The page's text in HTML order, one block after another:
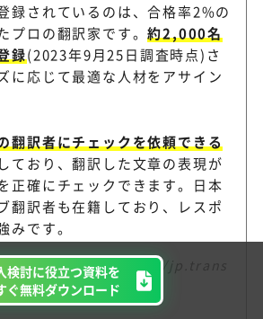
検討に役立つ資料を
ぐ無料ダウンロード
録されているのは、合格率2%の
プロの翻訳家です。約2,000名
録(2023年9月25日調査時点)さ
に応じて最適な人材をアサイン
翻訳者にチェックを依頼できる
しており、翻訳した文章の表現が
正確にチェックできます。日本
翻訳者も在籍しており、レスポ
みです。
マート公式HP（https://jp.trans
）